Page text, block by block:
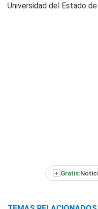
Universidad del Estado
+ Gratis: